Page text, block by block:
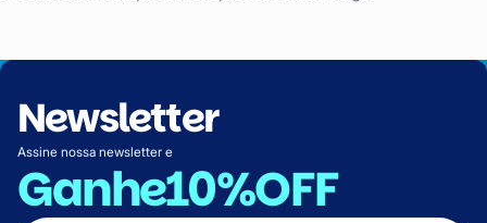
Newsletter
Assine nossa newsletter e
Ganhe10%OFF